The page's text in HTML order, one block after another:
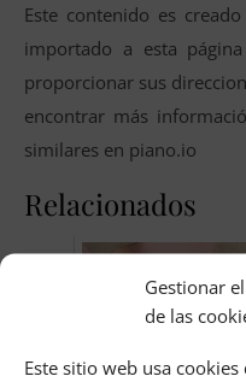
Gestionar
de las
Este sitio web usa
Este contenido es
importado a esta
proporcionar sus
encontrar más
similares en piano.io
Relacionados